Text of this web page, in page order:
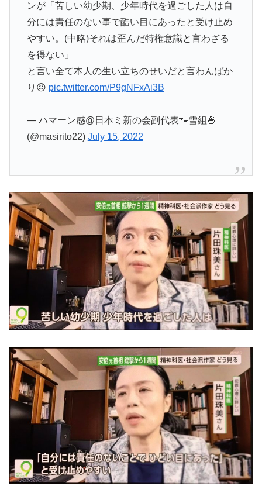
ンが「苦しい幼少期、少年時代を過ごした人は自
分には責任のない事で酷い目にあったと受け止め
やすい。(中略)それは歪んだ特権意識と言わざる
を得ない」
と言い全て本人の生い立ちのせいだと言わんばか
り😠 pic.twitter.com/P9gNFxAi3B
— ハマーン感@日本ミ新の会副代表🐾雪組🍜
(@masirito22) July 15, 2022